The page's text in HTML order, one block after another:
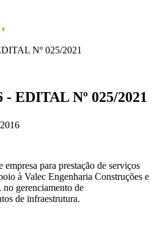
Nº 025/2021
- EDITAL Nº 025/2021
empresa para prestação de serviços
à Valec Engenharia Construções e
gerenciamento de
de infraestrutura.